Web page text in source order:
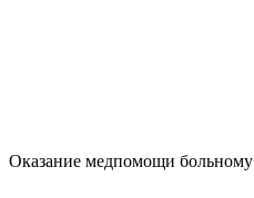
Оказание медпомощи больному